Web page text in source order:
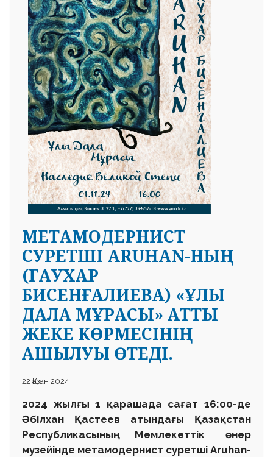
MЕТАМОДЕРНИСТ
СУРЕТШІ ARUHAN-НЫҢ
(ГАУХАР
БИСЕНҒАЛИЕВА) «ҰЛЫ
ДАЛА МҰРАСЫ» АТТЫ
ЖЕКЕ КӨРМЕСІНІҢ
АШЫЛУЫ ӨТЕДІ.
22 Қазан 2024
2024 жылғы 1 қарашада сағат 16:00-де
Әбілхан Қастеев атындағы Қазақстан
Республикасының Мемлекеттік өнер
музейінде метамодернист суретші Aruhan-